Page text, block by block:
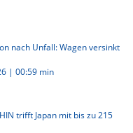
nach Unfall: Wagen versinkt
| 00:59 min
trifft Japan mit bis zu 215